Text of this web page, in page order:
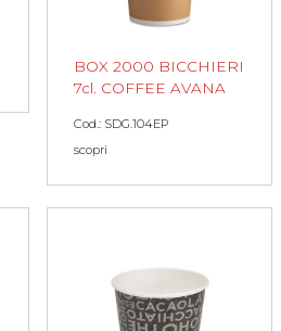
BOX 2000 BICCHIERI
7cl. COFFEE AVANA
Cod.: SDG.104EP
scopri